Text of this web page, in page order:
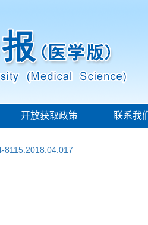
开放获取政策 联系我们
8115.2018.04.017